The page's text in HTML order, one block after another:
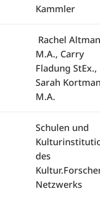
Kammler
Rachel
M.A., Carry
Fladung StEx.,
Sarah
M.A.
Schulen und
des
Netzwerks